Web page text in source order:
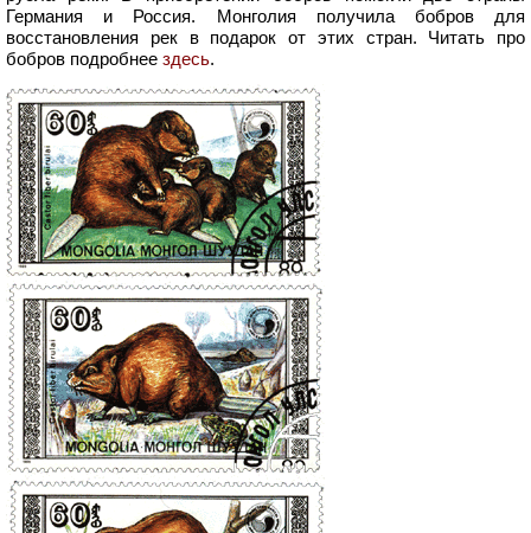
Германия и Россия. Монголия получила бобров для
восстановления рек в подарок от этих стран. Читать про
бобров подробнее здесь.